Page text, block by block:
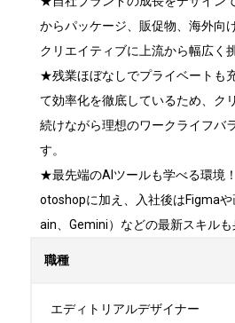
からパッケージ、販促物、海外向
クリエイティブに上流から幅広く
★残業ほぼなしでプライベートも
て効率化を徹底しているため、ク
続けながら理想のワークライフバ
す。
★最先端のAIツールも学べる環境
otoshopに加え、入社後はFigma
ain、Gemini）などの最新スキルも
職種
エディトリアルデザイナー